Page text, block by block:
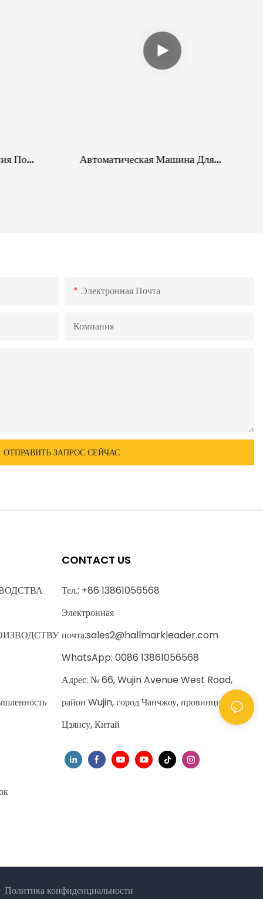
По
Автоматическая Машина Для
Электронная Почта
Компания
ОТПРАВИТЬ ЗАПРОС СЕЙЧАС
CONTACT US
Тел.: +86 13861056568
Электронная
почта:sales2@hallmarkleader.com
WhatsApp: 0086 13861056568
Адрес: № 66, Wujin Avenue West Road,
район Wujin, город Чанчжоу, провинция
Цзянсу, Китай
Политикаконфиденциальности